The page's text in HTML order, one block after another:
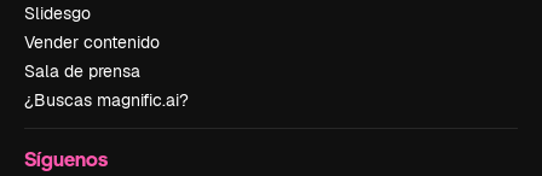
Slidesgo
Vender contenido
Sala de prensa
¿Buscas magnific.ai?
Síguenos